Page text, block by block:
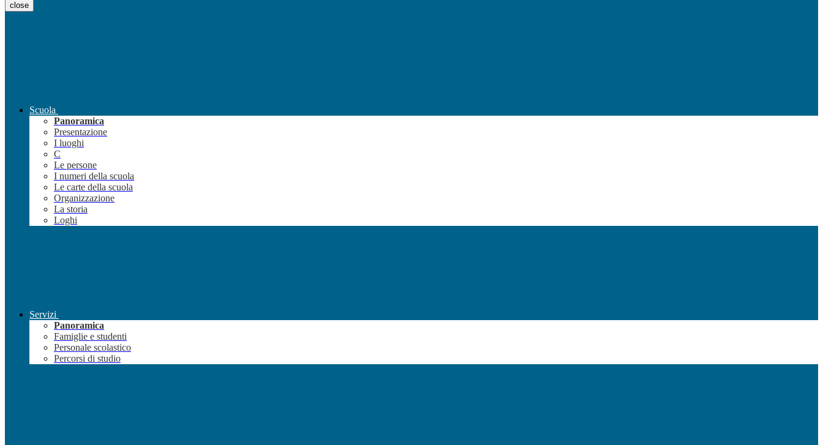
close
Scuola
Panoramica
Presentazione
I luoghi
C
Le persone
I numeri della scuola
Le carte della scuola
Organizzazione
La storia
Loghi
Servizi
Panoramica
Famiglie e studenti
Personale scolastico
Percorsi di studio